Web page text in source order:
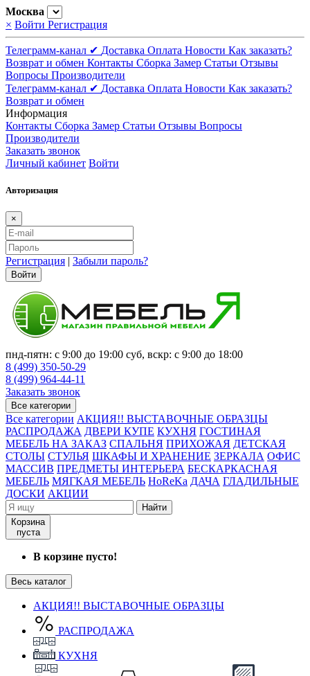
Москва
× Войти Регистрация
Телеграмм-канал ✔ Доставка Оплата Новости Как заказать?
Возврат и обмен Контакты Сборка Замер Статьи Отзывы
Вопросы Производители
Телеграмм-канал ✔ Доставка Оплата Новости Как заказать?
Возврат и обмен
Информация
Контакты Сборка Замер Статьи Отзывы Вопросы
Производители
Заказать звонок
Личный кабинет Войти
Авторизация
×
Регистрация | Забыли пароль?
Войти
пнд-пятн: с 9:00 до 19:00 суб, вскр: с 9:00 до 18:00
8 (499) 350-50-29
8 (499) 964-44-11
Заказать звонок
Все категории
Все категории АКЦИЯ!! ВЫСТАВОЧНЫЕ ОБРАЗЦЫ
РАСПРОДАЖА ДВЕРИ КУПЕ КУХНЯ ГОСТИНАЯ
МЕБЕЛЬ НА ЗАКАЗ СПАЛЬНЯ ПРИХОЖАЯ ДЕТСКАЯ
СТОЛЫ СТУЛЬЯ ШКАФЫ И ХРАНЕНИЕ ЗЕРКАЛА ОФИС
МАССИВ ПРЕДМЕТЫ ИНТЕРЬЕРА БЕСКАРКАСНАЯ
МЕБЕЛЬ МЯГКАЯ МЕБЕЛЬ HoReKa ДАЧА ГЛАДИЛЬНЫЕ
ДОСКИ АКЦИИ
Найти
Корзина
пуста
В корзине пусто!
Весь каталог
АКЦИЯ!! ВЫСТАВОЧНЫЕ ОБРАЗЦЫ
РАСПРОДАЖА
КУХНЯ